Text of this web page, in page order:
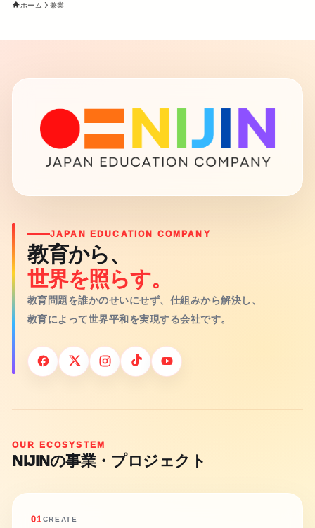
ホーム 兼業
JAPAN EDUCATION COMPANY
教育から、
世界を照らす。
教育問題を誰かのせいにせず、仕組みから解決し、
教育によって世界平和を実現する会社です。
OUR ECOSYSTEM
NIJINの事業・プロジェクト
01CREATE